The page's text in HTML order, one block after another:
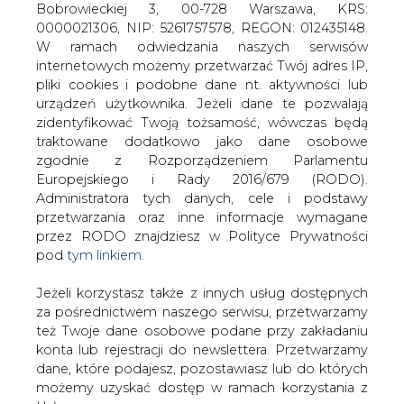
Jeżeli korzystasz także z innych usług dostępnych
za pośrednictwem naszego serwisu, przetwarzamy
też Twoje dane osobowe podane przy zakładaniu
konta lub rejestracji do newslettera. Przetwarzamy
dane, które podajesz, pozostawiasz lub do których
możemy uzyskać dostęp w ramach korzystania z
Usług.
Informacje dotyczące Administratora Twoich
danych osobowych a także cele i podstawy
przetwarzania oraz inne niezbędne informacje
wymagane przez RODO znajdziesz w Polityce
Prywatności pod wskazanym linkiem (
tym linkiem
Dane zbierane na potrzeby różnych usług mogą
być przetwarzane w różnych celach, na różnych
podstawach.
Pamiętaj, że w związku z przetwarzaniem danych
osobowych przysługuje Ci szereg gwarancji i praw,
a przede wszystkim prawo do odwołania zgody
oraz prawo sprzeciwu wobec przetwarzania Twoich
Ministerstwo Energii: wnioski ws.
niższej ceny prądu można też
składać pocztą - decyduje data
stempla
Również drogą pocztową można
składać wnioski uprawniające
przedsiębiorców do zachowania niższej
ceny prądu; decyduje data stempla
pocztowego - poinformowało w sobotę
PAP Ministerstwo Energii. Ostateczny